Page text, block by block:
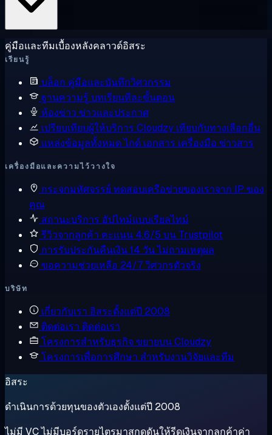
คู่มือและทีมเบื้องหลังคลาวด์อิสระ
เรียนรู้
บล็อก คู่มือและบันทึกวิศวกรรม
ฐานความรู้ บทเรียนทีละขั้นตอน
ห้องข่าว ข่าวและประกาศ
เปรียบเทียบผู้ให้บริการ Cloudzy เทียบกับทางเลือกอื่น
แหล่งข้อมูลทั้งหมดไกด์ เอกสาร เครื่องมือ ข่าวสาร
เครื่องมือและความไว้วางใจ
กระจกมหัศจรรย์ ทดสอบเครือข่ายของเราจาก IP ของ
คุณ
สถานะบริการ อัปไทม์แบบเรียลไทม์
รีวิวจากลูกค้า คะแนน 4.6/5 บน Trustpilot
การรับประกันคืนเงิน14 วัน ไม่ถามเหตุผล
ขอความช่วยเหลือ 24/7 วิศวกรตัวจริง
บริษัท
เกี่ยวกับเรา อิสระตั้งแต่ปี 2008
ติดต่อเรา ติดต่อเรา
โครงการสำหรับธุรกิจ ขยายบน Cloudzy
โครงการเพื่อการศึกษา สำหรับงานวิจัยและทีม
อิสระ
ดำเนินการด้วยทุนของตัวเองตั้งแต่ปี 2008
ไม่มี VC ไม่มีบอร์ดรายไตรมาสกดดันให้รีดเงินจากลูกค้าค่า